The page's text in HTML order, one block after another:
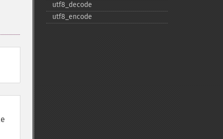
utf8_​decode
utf8_​encode